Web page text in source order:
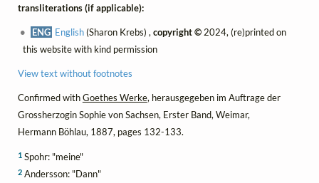
transliterations (if applicable):
ENG English(Sharon Krebs) ,copyright © 2024, (re)printed on
this website with kind permission
View text without footnotes
Confirmed withGoethes Werke, herausgegeben im Auftrage der
Grossherzogin Sophie von Sachsen, Erster Band, Weimar,
Hermann Böhlau, 1887, pages 132-133.
1Spohr: "meine"
2Andersson: "Dann"